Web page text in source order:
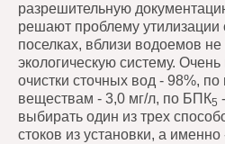
разрешительную
решают проблему утилизации
поселках, вблизи водоемов
экологическую систему.
очистки сточных вод - 98%,
веществам - 3,0 мг/л, по БПК5
выбирать один из трех
стоков из установки, а